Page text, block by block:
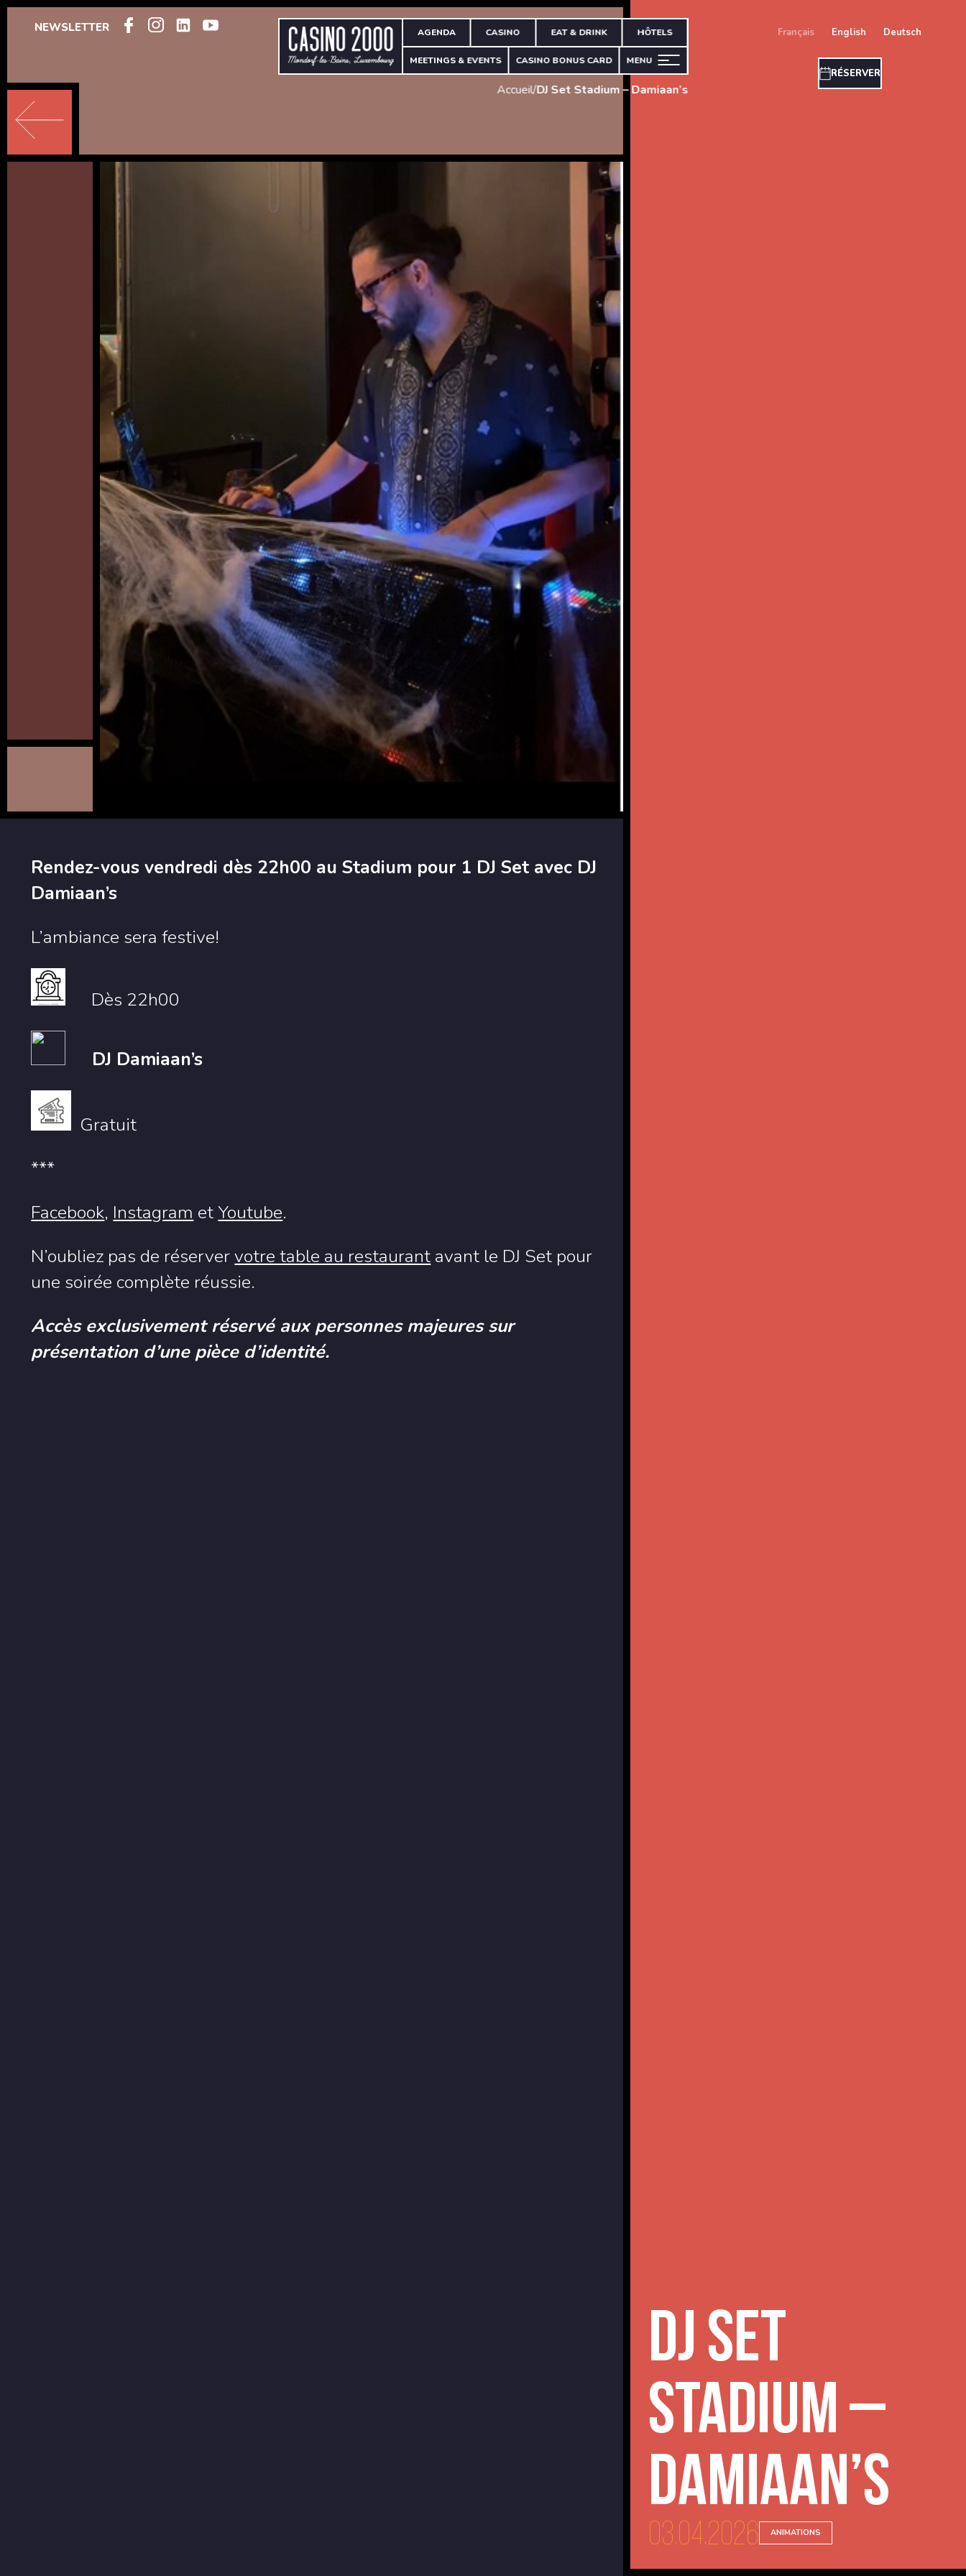
NEWSLETTER AGENDA CASINO EAT & DRINK HÔTELS
MEETINGS & EVENTS CASINO BONUS CARD MENU
Accueil/DJ Set Stadium – Damiaan’s
français english deutsch
RÉSERVER
Rendez-vous vendredi dès 22h00 au Stadium pour 1 DJ Set avec DJ
Damiaan’s
L’ambiance sera festive!
Dès 22h00
DJ Damiaan’s
Gratuit
***
Facebook, Instagram et Youtube.
N’oubliez pas de réservervotre table au restaurant avant le DJ Set pour
une soirée complète réussie.
Accès exclusivement réservé aux personnes majeures sur
présentation d’une pièce d’identité.
DJ Set
Stadium –
Damiaan’s
03.04.2026 ANIMATIONS